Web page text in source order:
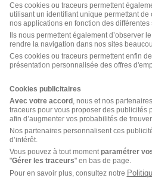
Ces cookies ou traceurs permettent
utilisant un identifiant unique permettant
nos applications en fonction des différentes
Ils nous permettent également d’observer
rendre la navigation dans nos sites
Ces cookies ou traceurs permettent enfin
présentation personnalisée des offres
Cookies publicitaires
Avec votre accord, nous et nos
traceurs pour vous proposer des publicités
afin d’augmenter vos probabilités de
Nos partenaires personnalisent ces
d’intérêt.
Vous pouvez à tout moment paramétrer
"Gérer les traceurs" en bas de page.
Pour en savoir plus, consultez notre